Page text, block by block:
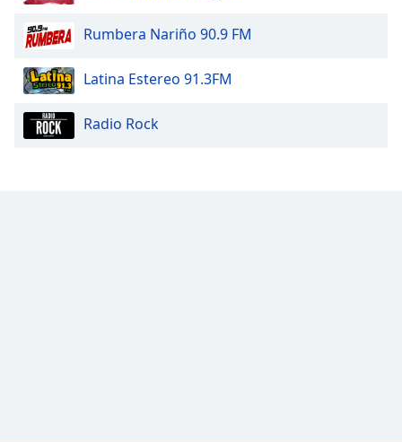
Rumbera Nariño 90.9 FM
Latina Estereo 91.3FM
Radio Rock